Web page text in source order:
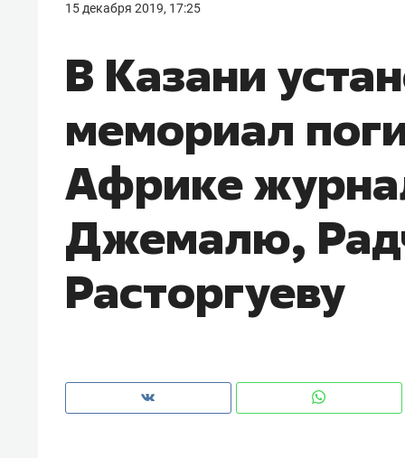
15 декабря 2019, 17:25
В Казани
мемориал
Африке
Джемалю,
Расторгуеву
правил, бизнес может
потерять минимум
Как бизнесу выйти на зарубежные
чем интересен Оман?